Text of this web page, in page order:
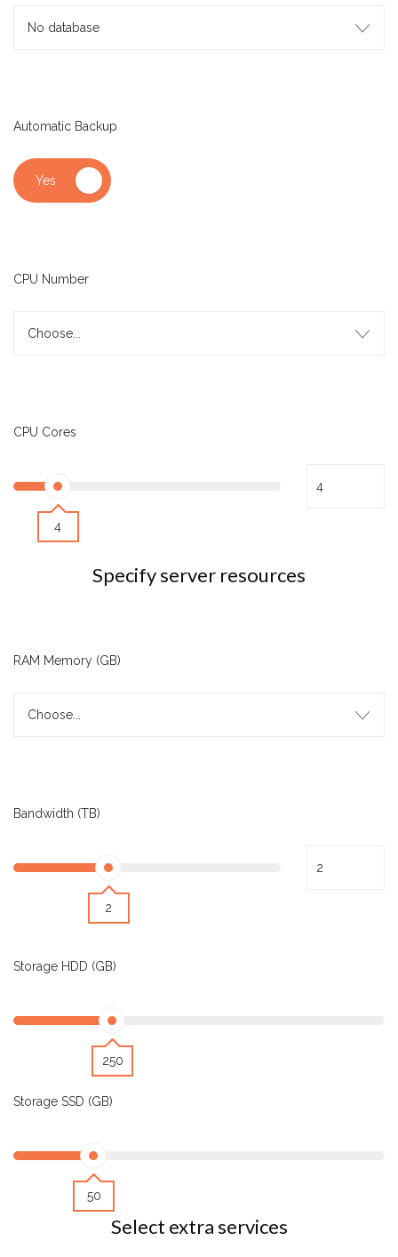
No database
Automatic Backup
CPU Number
Choose...
CPU Cores
4
Specify server resources
RAM Memory (GB)
Choose...
Bandwidth (TB)
2
Storage HDD (GB)
250
Storage SSD (GB)
50
Select extra services